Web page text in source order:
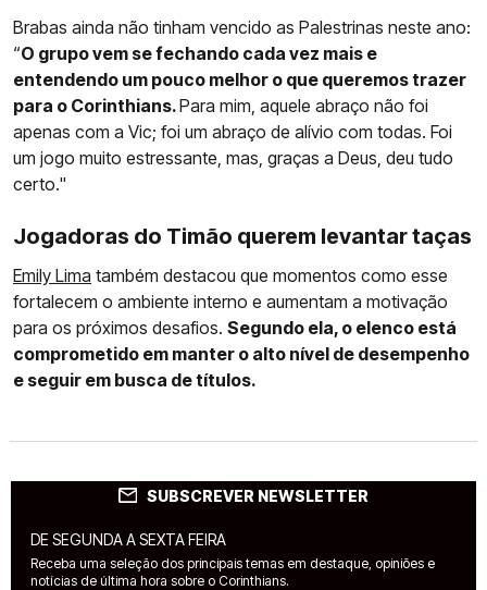
Brabas ainda não tinham vencido as Palestrinas neste ano:
“O grupo vem se fechando cada vez mais e
entendendo um pouco melhor o que queremos trazer
para o Corinthians.Para mim, aquele abraço não foi
apenas com a Vic; foi um abraço de alívio com todas. Foi
um jogo muito estressante, mas, graças a Deus, deu tudo
certo."
Jogadoras do Timão querem levantar taças
Emily Lima também destacou que momentos como esse
fortalecem o ambiente interno e aumentam a motivação
para os próximos desafios. Segundo ela, o elenco está
comprometido em manter o alto nível de desempenho
e seguir em busca de títulos.
SUBSCREVER NEWSLETTER
DE SEGUNDA A SEXTA FEIRA
Receba uma seleção dos principais temas em destaque, opiniões e
notícias de última hora sobre o Corinthians.